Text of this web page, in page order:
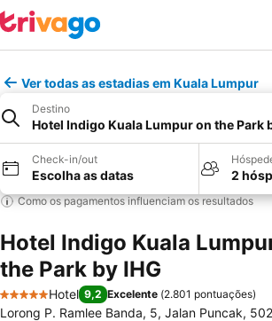
Ver todas as estadias em Kuala Lumpur
Destino
Hotel Indigo Kuala Lumpur on the Park
Check-in/out
Escolha as datas 2
Como os pagamentos influenciam os resultados
Hotel Indigo Kuala
the Park by IHG
5 Estrelas
Hotel 9,2 Excelente (2.801 pontuações)
Lorong P. Ramlee Banda, 5, Jalan Puncak,